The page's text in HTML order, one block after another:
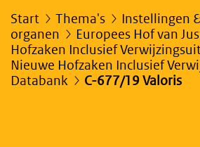
Start Thema's
Instellingen
organen
Europees Hof van
Hofzaken Inclusief
Nieuwe Hofzaken Inclusief
Databank
C-677/19 Valoris